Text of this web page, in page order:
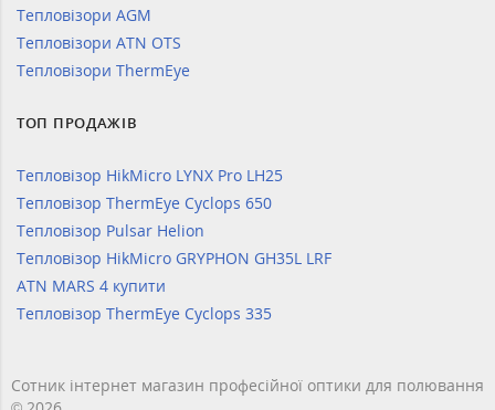
Тепловізори AGM
Тепловізори ATN OTS
Тепловізори ThermEye
ТОП ПРОДАЖІВ
Тепловізор HikMicro LYNX Pro LH25
Тепловізор ThermEye Cyclops 650
Тепловізор Pulsar Helion
Тепловізор HikMicro GRYPHON GH35L LRF
ATN MARS 4 купити
Тепловізор ThermEye Cyclops 335
Сотник інтернет магазин професійної оптики для полювання